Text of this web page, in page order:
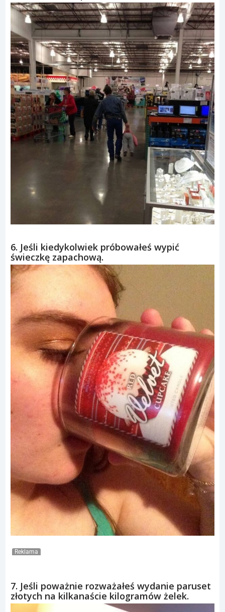
6. Jeśli kiedykolwiek próbowałeś wypić
świeczkę zapachową.
Reklama
7. Jeśli poważnie rozważałeś wydanie paruset
złotych na kilkanaście kilogramów żelek.